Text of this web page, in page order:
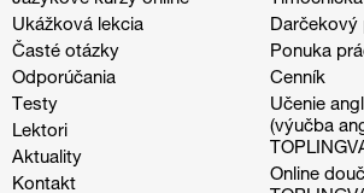
Ukážková lekcia
Časté otázky
Odporúčania
Testy
Lektori
Aktuality
Kontakt
Darčekový
Ponuka
Cenník
Učenie
(výučba
Online